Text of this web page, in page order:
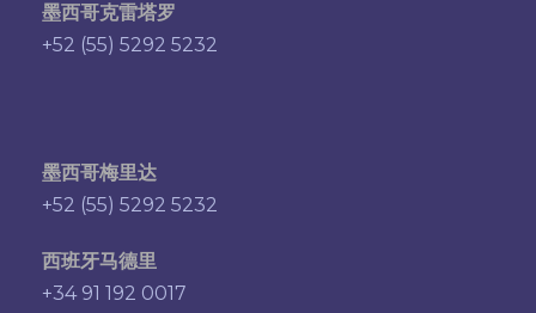
墨西哥克雷塔罗
+52 (55) 5292 5232
墨西哥梅里达
+52 (55) 5292 5232
西班牙马德里
+34 91 192 0017